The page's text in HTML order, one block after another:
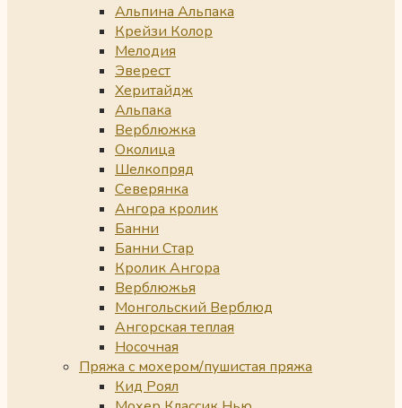
Альпина Альпака
Крейзи Колор
Мелодия
Эверест
Херитайдж
Альпака
Верблюжка
Околица
Шелкопряд
Северянка
Ангора кролик
Банни
Банни Стар
Кролик Ангора
Верблюжья
Монгольский Верблюд
Ангорская теплая
Носочная
Пряжа с мохером/пушистая пряжа
Кид Роял